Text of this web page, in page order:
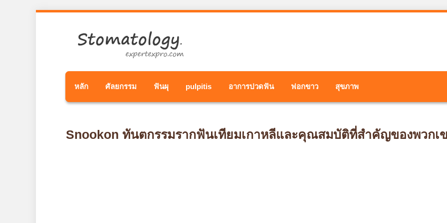
หลัก ศัลยกรรม ฟันผุ pulpitis อาการปวดฟัน ฟอกขาว สุขภาพ
Snookon ทันตกรรมรากฟันเทียมเกาหลีและคุณสมบัติที่สำคัญของพวกเ